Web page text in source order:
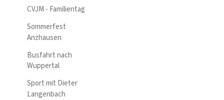
CVJM - Familientag
Sommerfest
Anzhausen
Busfahrt nach
Wuppertal
Sport mit Dieter
Langenbach